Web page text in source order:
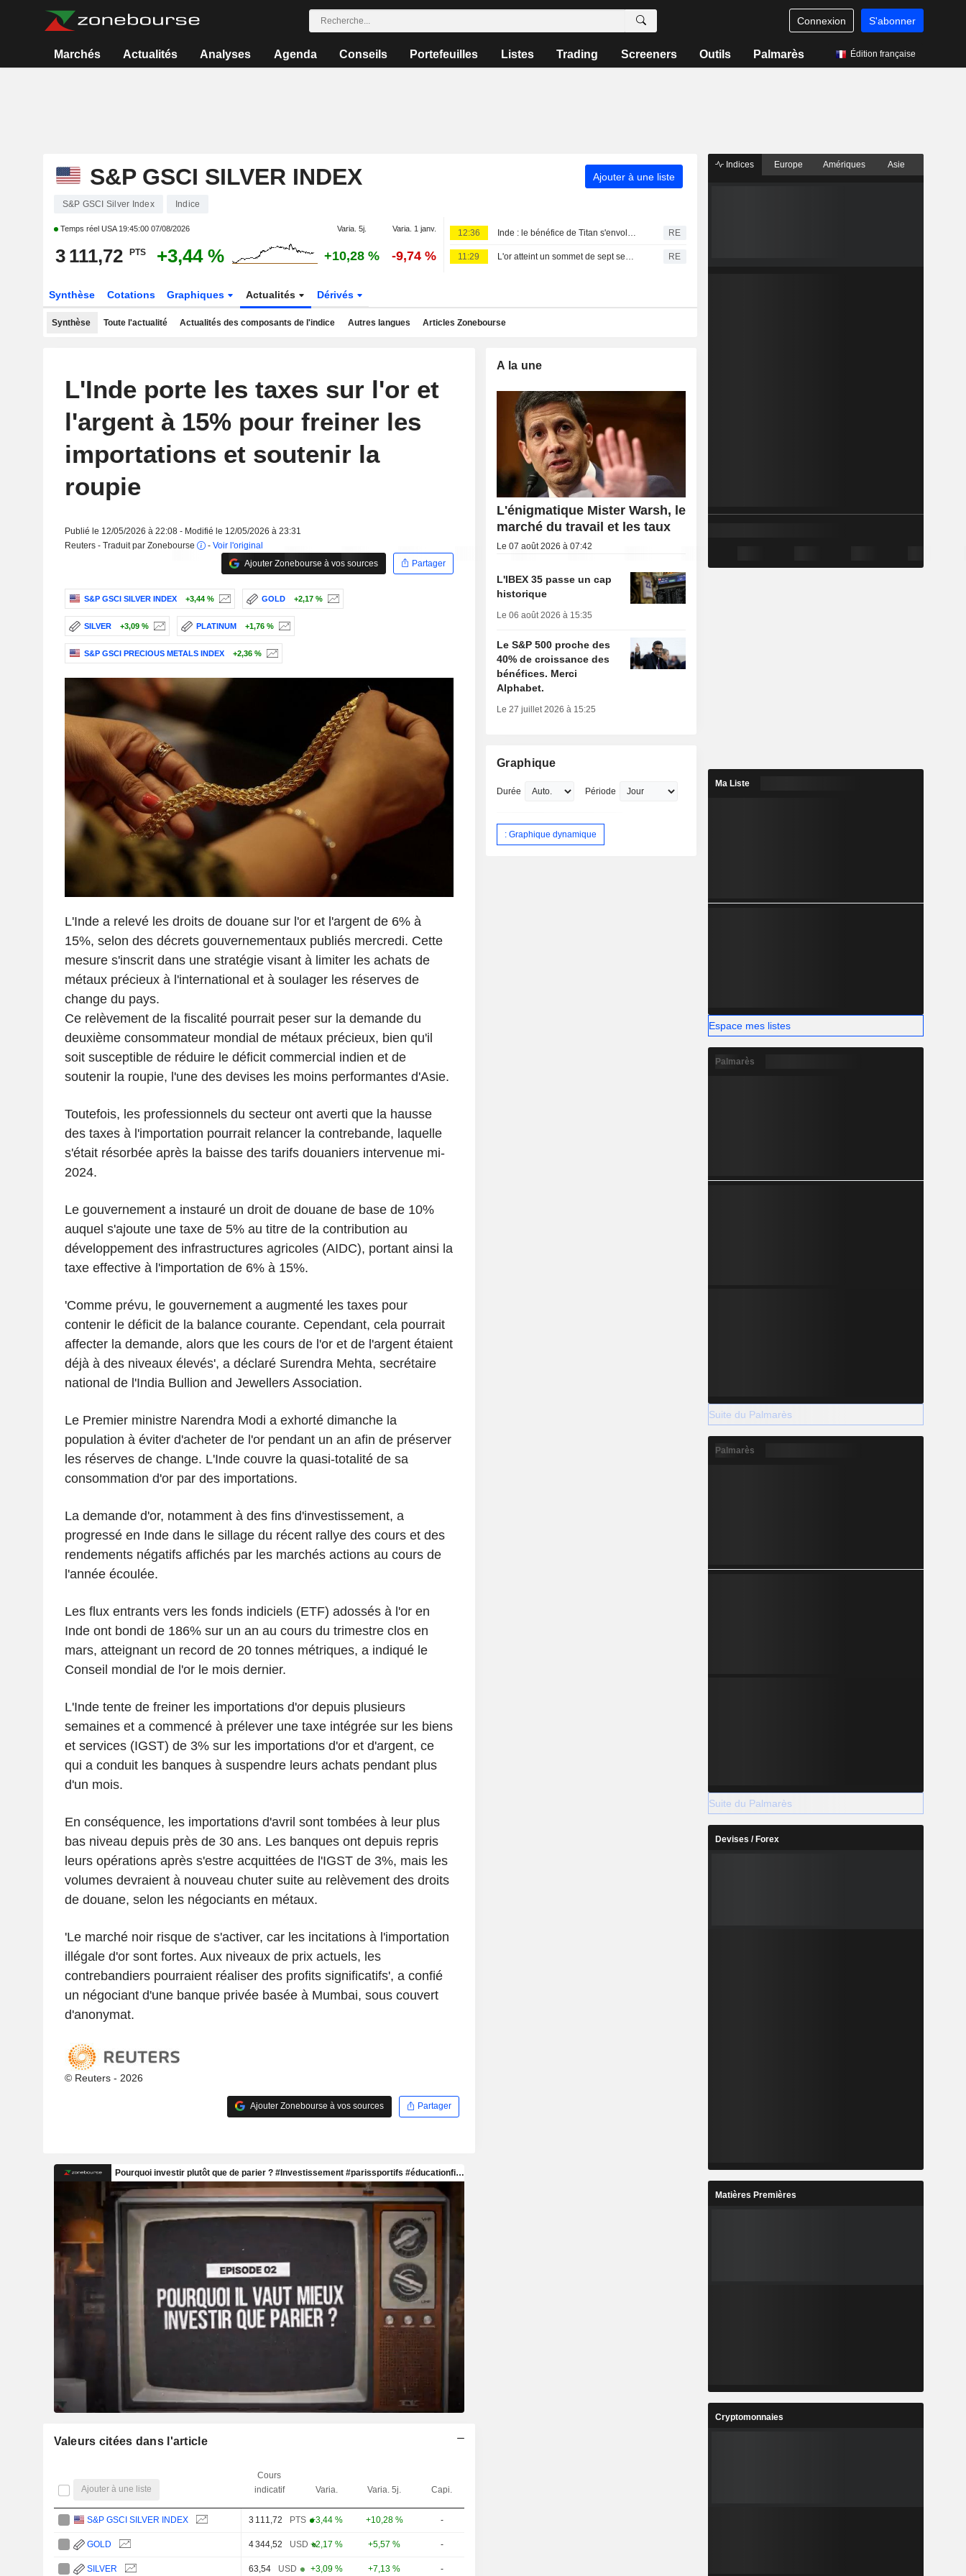
Connexion S'abonner
Marchés Actualités Analyses Agenda Conseils Portefeuilles Listes Trading Screeners Outils Palmarès Édition française
S&P GSCI SILVER INDEX Ajouter à une liste
S&P GSCI Silver Index Indice
Temps réel USA 19:45:00 07/08/2026 Varia. 5j. Varia. 1 janv.
3 111,72 PTS +3,44 % +10,28 % -9,74 %
12:36 Inde : le bénéfice de Titan s'envole grâce à la vigueur de la demande de bijoux RE
11:29 L'or atteint un sommet de sept semaines, les chiffres décevants de l'emploi américain douchant les espoirs de hausse des taux RE
Synthèse Cotations Graphiques Actualités Dérivés
Synthèse Toute l'actualité Actualités des composants de l'indice Autres langues Articles Zonebourse
L'Inde porte les taxes sur l'or et
l'argent à 15% pour freiner les
importations et soutenir la
roupie
Publié le 12/05/2026 à 22:08 - Modifié le 12/05/2026 à 23:31
Reuters - Traduit par Zonebourse
- Voir l'original
Ajouter Zonebourse à vos sources
Partager
S&P GSCI SILVER INDEX +3,44 % GOLD +2,17 %
SILVER +3,09 % PLATINUM +1,76 %
S&P GSCI PRECIOUS METALS INDEX +2,36 %
L'Inde a relevé les droits de douane sur l'or et l'argent de 6% à
15%, selon des décrets gouvernementaux publiés mercredi. Cette
mesure s'inscrit dans une stratégie visant à limiter les achats de
métaux précieux à l'international et à soulager les réserves de
change du pays.
Ce relèvement de la fiscalité pourrait peser sur la demande du
deuxième consommateur mondial de métaux précieux, bien qu'il
soit susceptible de réduire le déficit commercial indien et de
soutenir la roupie, l'une des devises les moins performantes d'Asie.
Toutefois, les professionnels du secteur ont averti que la hausse
des taxes à l'importation pourrait relancer la contrebande, laquelle
s'était résorbée après la baisse des tarifs douaniers intervenue mi-
2024.
Le gouvernement a instauré un droit de douane de base de 10%
auquel s'ajoute une taxe de 5% au titre de la contribution au
développement des infrastructures agricoles (AIDC), portant ainsi la
taxe effective à l'importation de 6% à 15%.
'Comme prévu, le gouvernement a augmenté les taxes pour
contenir le déficit de la balance courante. Cependant, cela pourrait
affecter la demande, alors que les cours de l'or et de l'argent étaient
déjà à des niveaux élevés', a déclaré Surendra Mehta, secrétaire
national de l'India Bullion and Jewellers Association.
Le Premier ministre Narendra Modi a exhorté dimanche la
population à éviter d'acheter de l'or pendant un an afin de préserver
les réserves de change. L'Inde couvre la quasi-totalité de sa
consommation d'or par des importations.
La demande d'or, notamment à des fins d'investissement, a
progressé en Inde dans le sillage du récent rallye des cours et des
rendements négatifs affichés par les marchés actions au cours de
l'année écoulée.
Les flux entrants vers les fonds indiciels (ETF) adossés à l'or en
Inde ont bondi de 186% sur un an au cours du trimestre clos en
mars, atteignant un record de 20 tonnes métriques, a indiqué le
Conseil mondial de l'or le mois dernier.
L'Inde tente de freiner les importations d'or depuis plusieurs
semaines et a commencé à prélever une taxe intégrée sur les biens
et services (IGST) de 3% sur les importations d'or et d'argent, ce
qui a conduit les banques à suspendre leurs achats pendant plus
d'un mois.
En conséquence, les importations d'avril sont tombées à leur plus
bas niveau depuis près de 30 ans. Les banques ont depuis repris
leurs opérations après s'estre acquittées de l'IGST de 3%, mais les
volumes devraient à nouveau chuter suite au relèvement des droits
de douane, selon les négociants en métaux.
'Le marché noir risque de s'activer, car les incitations à l'importation
illégale d'or sont fortes. Aux niveaux de prix actuels, les
contrebandiers pourraient réaliser des profits significatifs', a confié
un négociant d'une banque privée basée à Mumbai, sous couvert
d'anonymat.
© Reuters - 2026
Ajouter Zonebourse à vos sources Partager
Valeurs citées dans l'article
Ajouter à une liste
Cours
indicatif
Varia. Varia. 5j. Capi.
S&P GSCI SILVER INDEX 3 111,72 PTS +3,44 % +10,28 % -
GOLD 4 344,52 USD +2,17 % +5,57 % -
SILVER 63,54 USD +3,09 % +7,13 % -
A la une
L'énigmatique Mister Warsh, le
marché du travail et les taux
Le 07 août 2026 à 07:42
L'IBEX 35 passe un cap
historique
Le 06 août 2026 à 15:35
Le S&P 500 proche des
40% de croissance des
bénéfices. Merci
Alphabet.
Le 27 juillet 2026 à 15:25
Graphique
Durée Période
: Graphique dynamique
Indices Europe Amériques Asie
Ma Liste
Espace mes listes
Palmarès
Suite du Palmarès
Palmarès
Suite du Palmarès
Devises / Forex
Matières Premières
Cryptomonnaies